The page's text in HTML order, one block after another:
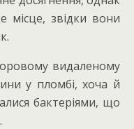
місце, звідки вони
видаленому
у пломбі, хоча й
бактеріями, що